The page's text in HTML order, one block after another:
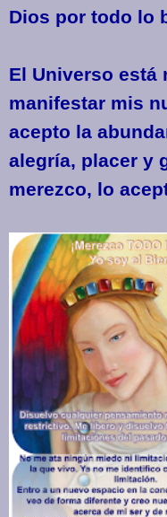
Dios por todo lo
El Universo está
manifestar mis
acepto la
alegría, placer y
merezco, lo